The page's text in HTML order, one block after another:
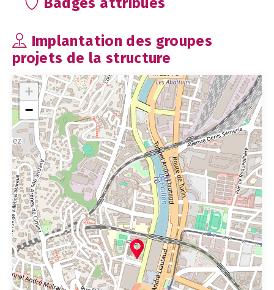
Implantation des groupes
projets de la structure
+
−